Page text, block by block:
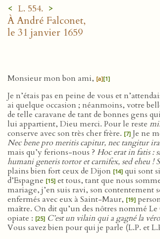
< L. 554. >
À André Falconet,
le 31 janvier 1659
Monsieur mon bon ami, [a][1]
Je n’étais pas en peine de vous et
ai quelque occasion ; néanmoins, votre
de telle caravane de tant de bonnes gens
lui appartient, Dieu merci. Pour le reste
conserve avec son très cher frère. [7] Je ne
Nec bene pro meritis capitur, nec tangitur ira
mais qu’y ferions-nous ? Hoc erat in fatis :
humani generis tortor et carnifex, sed eheu !
plains bien fort ceux de Dijon [14] qui sont
d’Espagne [15] et tous, tant que nous
mariage, j’en suis ravi, son contentement
enfermés avec eux à Saint-Maur, [19]
maître. On dit qu’un des nôtres nommé Le
opiate : [25] C’est un vilain qui a gagné la
Vous savez bien pour qui je parle (L.P. et